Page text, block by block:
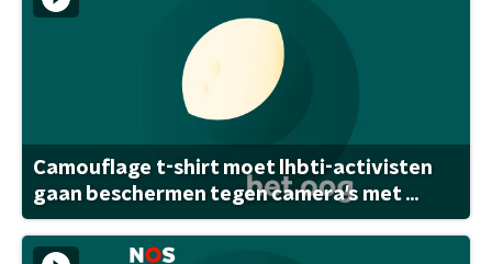
Camouflage t-shirt moet lhbti-activisten
gaan beschermen tegen camera's met ...